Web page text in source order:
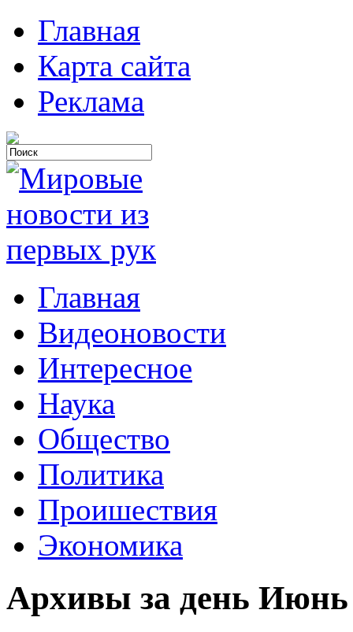
Главная
Карта сайта
Реклама
Главная
Видеоновости
Интересное
Наука
Общество
Политика
Проишествия
Экономика
Архивы за день Июнь